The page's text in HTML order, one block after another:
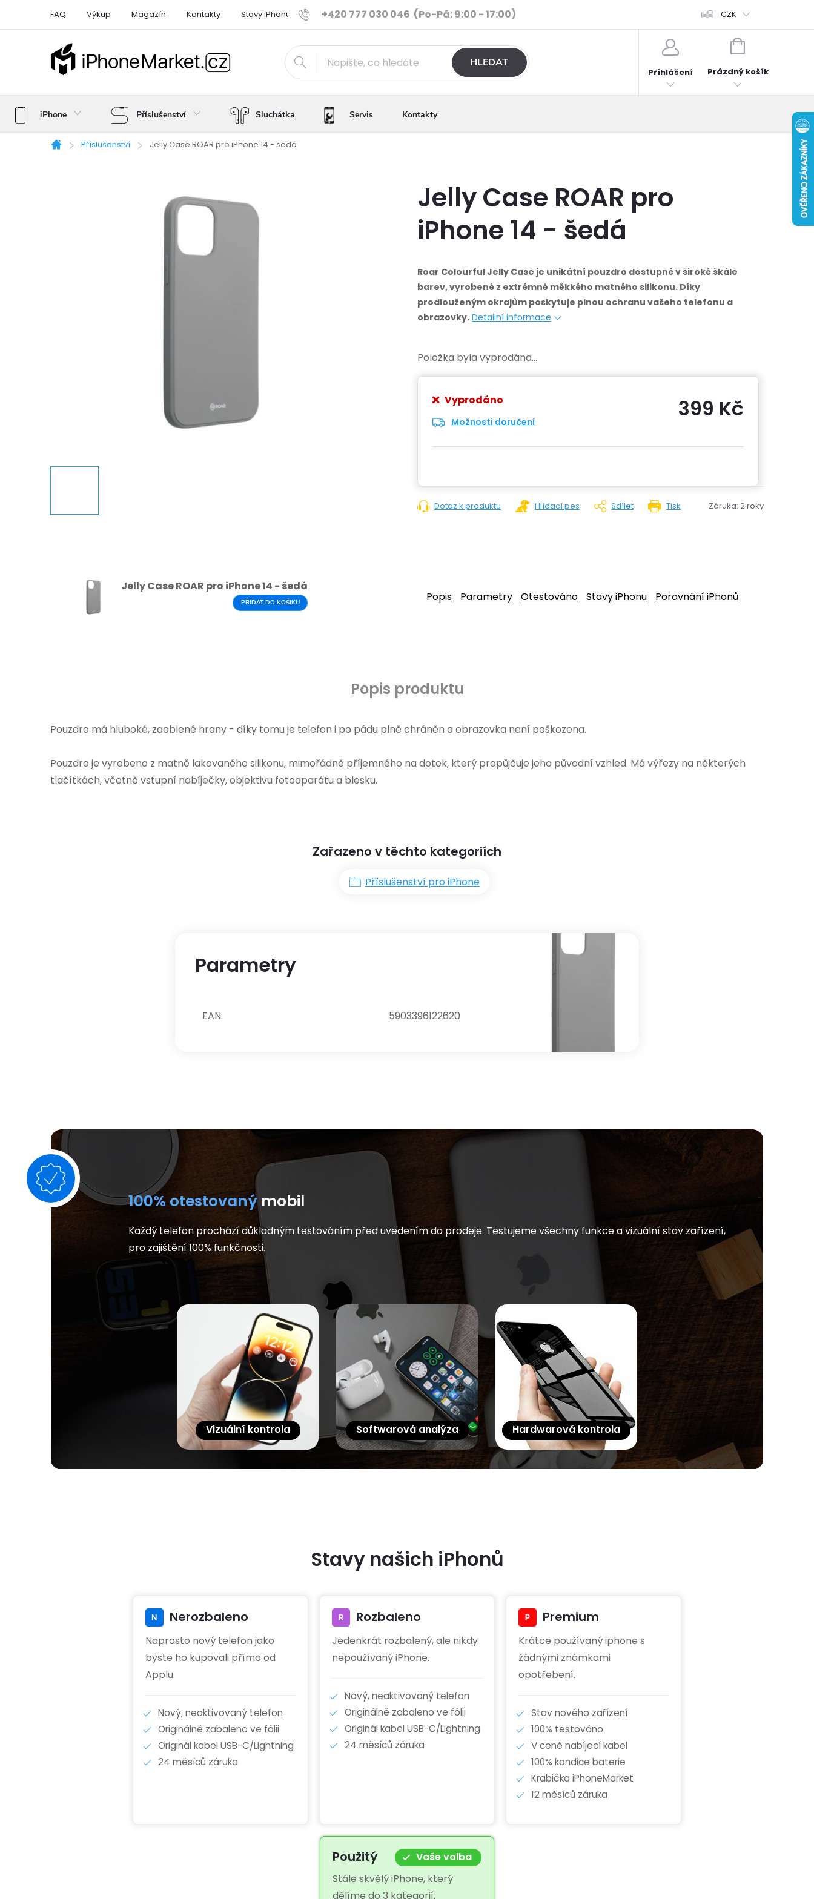
+420 777 030 046 (Po-Pá: 9:00 - 17:00)
FAQ Výkup Magazín Kontakty Stavy iPhonů Ověřené iPhony Výhody e-shopu Porovnání telefonů Hodnocení obchodu
CZK
HLEDAT
Přihlášení
NÁKUPNÍ
Prázdný košík
iPhone Příslušenství Sluchátka Servis Kontakty
Domů
Příslušenství Jelly Case ROAR pro iPhone 14 - šedá
Jelly Case ROAR pro
iPhone 14 - šedá
Roar Colourful Jelly Case je unikátní pouzdro dostupné v široké škále
barev, vyrobené z extrémně měkkého matného silikonu. Díky
prodlouženým okrajům poskytuje plnou ochranu vašeho telefonu a
obrazovky. Detailní informace
Položka byla vyprodána…
Vyprodáno
Možnosti doručení 399 Kč
cena:
Tisk
Dotaz k produktu Hlídací pes Sdílet Záruka: 2 roky
Jelly Case ROAR pro iPhone 14 - šedá
PŘIDAT DO KOŠÍKU Popis Parametry Otestováno Stavy iPhonu Porovnání iPhonů
Popis produktu
Pouzdro má hluboké, zaoblené hrany - díky tomu je telefon i po pádu plně chráněn a obrazovka není poškozena.
Pouzdro je vyrobeno z matně lakovaného silikonu, mimořádně příjemného na dotek, který propůjčuje jeho původní vzhled. Má výřezy na některých
tlačítkách, včetně vstupní nabíječky, objektivu fotoaparátu a blesku.
Zařazeno v těchto kategoriích
Příslušenství pro iPhone
Parametry
EAN: 5903396122620
100% otestovaný mobil
Každý telefon prochází důkladným testováním před uvedením do prodeje. Testujeme všechny funkce a vizuální stav zařízení,
pro zajištění 100% funkčnosti.
Vizuální kontrola Softwarová analýza Hardwarová kontrola
Stavy našich iPhonů
Nerozbaleno
Naprosto nový telefon jako
byste ho kupovali přímo od
Applu.
Nový, neaktivovaný telefon
Originálně zabaleno ve fólii
Originál kabel USB-C/Lightning
24 měsíců záruka
Rozbaleno
Jedenkrát rozbalený, ale nikdy
nepoužívaný iPhone.
Nový, neaktivovaný telefon
Originálně zabaleno ve fólii
Originál kabel USB-C/Lightning
24 měsíců záruka
Premium
Krátce používaný iphone s
žádnými známkami
opotřebení.
Stav nového zařízení
100% testováno
V ceně nabíjecí kabel
100% kondice baterie
Krabička iPhoneMarket
12 měsíců záruka
Použitý
Vaše volba
Stále skvělý iPhone, který
dělíme do 3 kategorií.